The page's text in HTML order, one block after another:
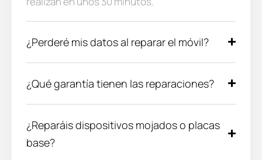
¿Perderé mis datos al reparar el móvil?
¿Qué garantía tienen las reparaciones?
¿Reparáis dispositivos mojados o placas
base?